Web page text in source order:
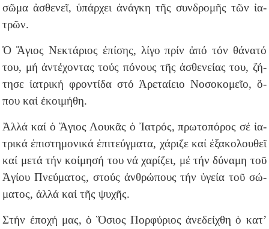
σῶ­μα ἀ­σθε­νεῖ, ὑ­πάρ­χει ἀ­νάγ­κη τῆς συν­δρο­μῆς τῶν ἰα­
τρῶν.
Ὁ Ἅ­γιος Νε­κτά­ριος ἐ­πί­σης, λί­γο πρίν ἀπό τόν θά­να­τό
του, μή ἀν­τέ­χον­τας τούς πό­νους τῆς ἀ­σθε­νείας του, ζή­
τη­σε ἰ­α­τρι­κή φρον­τί­δα στό Ἀ­ρε­ταί­ει­ο Νο­σο­κο­μεῖ­ο, ὅ­
που καί ἐκοιμήθη.
Ἀλ­λά καί ὁ Ἅ­γιος Λου­κᾶς ὁ Ἰ­α­τρός, πρω­το­πό­ρος σέ ἰ­α­
τρι­κά ἐ­πι­στη­μο­νι­κά ἐ­πι­τεύγ­μα­τα, χά­ρι­ζε καί ἐ­ξα­κο­λου­θεῖ
καί με­τά τήν κοί­μη­σή του νά χα­ρί­ζει, μέ τήν δύ­να­μη τοῦ
Ἁ­γί­ου Πνεύ­μα­τος, στούς ἀν­θρώ­πους τήν ὑ­γεί­α τοῦ σώ­
μα­τος, ἀλ­λά καί τῆς ψυ­χῆς.
Στήν ἐ­πο­χή μας, ὁ Ὅ­σιος Πορ­φύ­ριος ἀ­νε­δεί­χθη ὁ κα­τ’